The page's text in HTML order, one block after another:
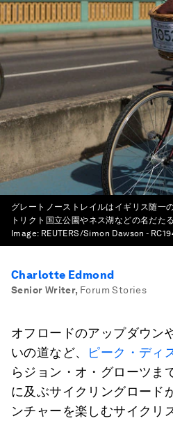
グレートノーストレイルはイギリス随一
トリクト国立公園やネス湖などの名だた
Image: REUTERS/Simon Dawson -
Charlotte Edmond
Senior Writer, Forum Stories
オフロードのアップダウン
いの道など、
ピーク・ディ
らジョン・オ・グローツま
に及ぶサイクリングロード
ンチャーを楽しむサイクリ